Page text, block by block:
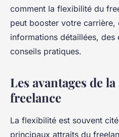
comment la flexibilité du
peut booster votre carrière,
informations détaillées,
conseils pratiques.
Les avantages de
freelance
La flexibilité est souvent
principaux attraits du